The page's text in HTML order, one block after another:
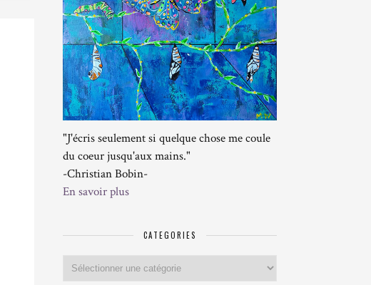
"J'écris seulement si quelque chose me coule
du coeur jusqu'aux mains."
-Christian Bobin-
En savoir plus
CATEGORIES
Categories